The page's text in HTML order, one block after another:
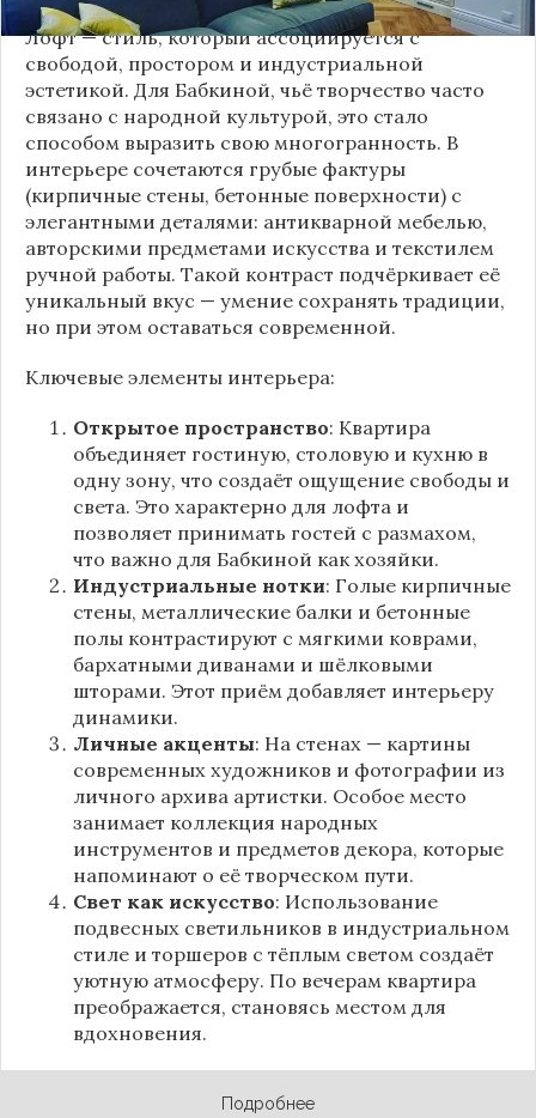
Лофт — стиль, который ассоциируется с
свободой, простором и индустриальной
эстетикой. Для Бабкиной, чьё творчество часто
связано с народной культурой, это стало
способом выразить свою многогранность. В
интерьере сочетаются грубые фактуры
(кирпичные стены, бетонные поверхности) с
элегантными деталями: антикварной мебелью,
авторскими предметами искусства и текстилем
ручной работы. Такой контраст подчёркивает её
уникальный вкус — умение сохранять традиции,
но при этом оставаться современной.
Ключевые элементы интерьера:
Открытое пространство: Квартира
объединяет гостиную, столовую и кухню в
одну зону, что создаёт ощущение свободы и
света. Это характерно для лофта и
позволяет принимать гостей с размахом,
что важно для Бабкиной как хозяйки.
Индустриальные нотки: Голые кирпичные
стены, металлические балки и бетонные
полы контрастируют с мягкими коврами,
бархатными диванами и шёлковыми
шторами. Этот приём добавляет интерьеру
динамики.
Личные акценты: На стенах — картины
современных художников и фотографии из
личного архива артистки. Особое место
занимает коллекция народных
инструментов и предметов декора, которые
напоминают о её творческом пути.
Свет как искусство: Использование
подвесных светильников в индустриальном
стиле и торшеров с тёплым светом создаёт
уютную атмосферу. По вечерам квартира
преображается, становясь местом для
вдохновения.
Подробнее